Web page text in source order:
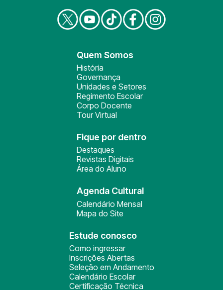
Quem Somos
História
Governança
Unidades e Setores
Regimento Escolar
Corpo Docente
Tour Virtual
Fique por dentro
Destaques
Revistas Digitais
Área do Aluno
Agenda Cultural
Calendário Mensal
Mapa do Site
Estude conosco
Como ingressar
Inscrições Abertas
Seleção em Andamento
Calendário Escolar
Certificação Técnica